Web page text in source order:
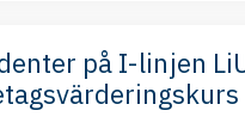
på I-linjen